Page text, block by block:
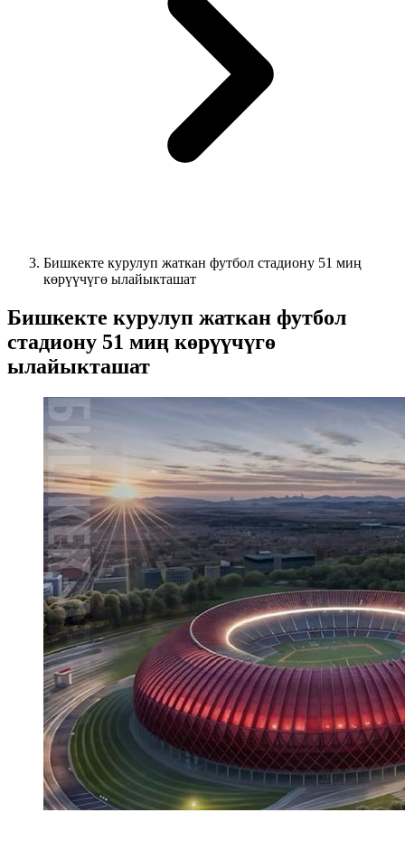
Бишкекте курулуп жаткан футбол стадиону 51 миң
көрүүчүгө ылайыкташат
Бишкекте курулуп жаткан футбол
стадиону 51 миң көрүүчүгө
ылайыкташат